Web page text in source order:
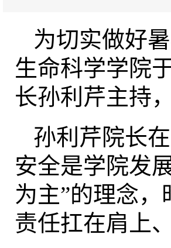
为切实做好
生命科学学院
长孙利芹主持
孙利芹院长
安全是学院发
为主”的理念
责任扛在肩上